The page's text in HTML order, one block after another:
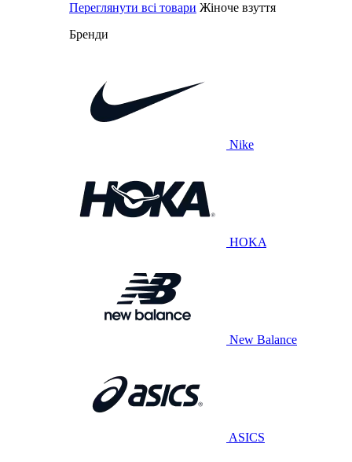
Переглянути всі товари Жіноче взуття
Бренди
Nike
HOKA
New Balance
ASICS